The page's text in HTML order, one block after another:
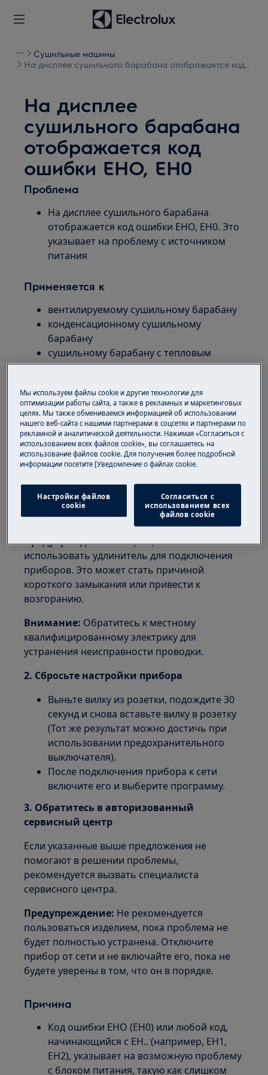
Сушильные машины
На дисплее сушильного барабана отображается код
На дисплее
сушильного барабана
отображается код
ошибки EHO, EH0
Проблема
На дисплее сушильного барабана
отображается код ошибки EHO, EH0. Это
указывает на проблему с источником
питания
Применяется к
вентилируемому сушильному барабану
конденсационному сушильному
барабану
cушильному барабану с тепловым
насосом
Решение
1. Чтобы проверить розетку сети
электроснабжения, подключите к ней
другой прибор и проверьте, работает ли
он
Если другой прибор также не работает,
вероятно, проблема связана с
неисправностью проводки.
Предупреждение:Запрещается
использовать удлинитель для подключения
приборов. Это может стать причиной
короткого замыкания или привести к
возгоранию.
Внимание: Обратитесь к местному
квалифицированному электрику для
устранения неисправности проводки.
2. Сбросьте настройки прибора
Выньте вилку из розетки, подождите 30
секунд и снова вставьте вилку в розетку
(Тот же результат можно достичь при
использовании предохранительного
выключателя).
После подключения прибора к сети
включите его и выберите программу.
3. Обратитесь в авторизованный
сервисный центр
Если указанные выше предложения не
помогают в решении проблемы,
рекомендуется вызвать специалиста
сервисного центра.
Предупреждение: Не рекомендуется
пользоваться изделием, пока проблема не
будет полностью устранена. Отключите
прибор от сети и не включайте его, пока не
будете уверены в том, что он в порядке.
Причина
Код ошибки EHO (EH0) или любой код,
начинающийся с EH.. (например, EH1,
EH2), указывает на возможную проблему
с блоком питания, такую как слишком
Мы используем файлы cookie и другие технологии для
оптимизации работы сайта, а также в рекламных и маркетинговых
целях. Мы также обмениваемся информацией об использовании
нашего веб-сайта с нашими партнерами в соцсетях и партнерами по
рекламной и аналитической деятельности. Нажимая «Согласиться с
использованием всех файлов cookie», вы соглашаетесь на
использование файлов cookie. Для получения более подробной
информации посетите [Уведомление о файлах cookie.
Настройки файлов
cookie
Согласиться с
использованием всех
файлов cookie